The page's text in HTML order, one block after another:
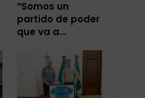
“Somos un
partido de poder
que va a…